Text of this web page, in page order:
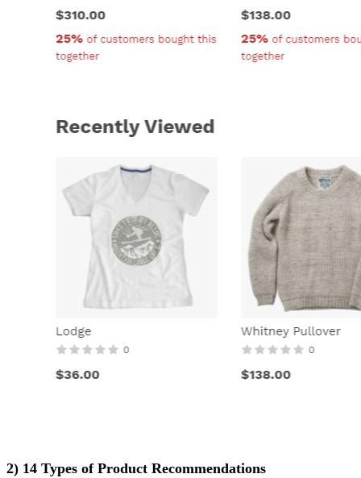
2) 14 Types of Product Recommendations